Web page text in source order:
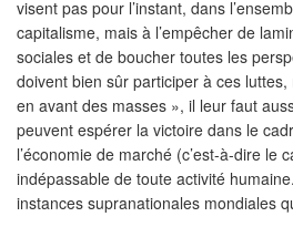
visent pas pour l’instant, dans
capitalisme, mais à l’empêcher de
sociales et de boucher toutes les
doivent bien sûr participer à ces
en avant des masses », il leur faut
peuvent espérer la victoire dans le
l’économie de marché (c’est-à-dire le
indépassable de toute activité
instances supranationales mondiales